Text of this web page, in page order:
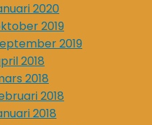
2020
2019
2019
2018
2018
2018
2018